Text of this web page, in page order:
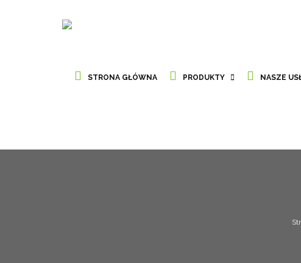
STRONA GŁÓWNA PRODUKTY NASZE